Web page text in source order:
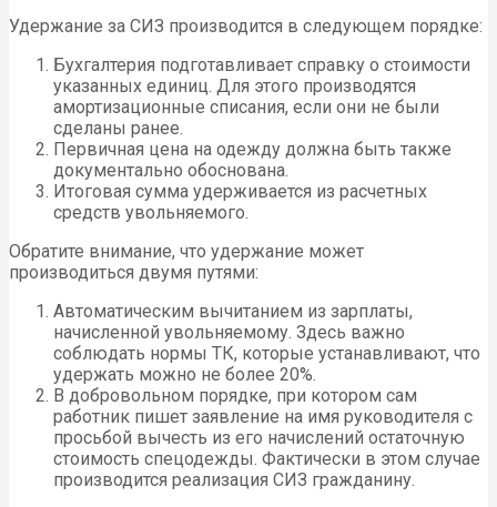
Удержание за СИЗ производится в следующем порядке:
Бухгалтерия подготавливает справку о стоимости
указанных единиц. Для этого производятся
амортизационные списания, если они не были
сделаны ранее.
Первичная цена на одежду должна быть также
документально обоснована.
Итоговая сумма удерживается из расчетных
средств увольняемого.
Обратите внимание, что удержание может
производиться двумя путями:
Автоматическим вычитанием из зарплаты,
начисленной увольняемому. Здесь важно
соблюдать нормы ТК, которые устанавливают, что
удержать можно не более 20%.
В добровольном порядке, при котором сам
работник пишет заявление на имя руководителя с
просьбой вычесть из его начислений остаточную
стоимость спецодежды. Фактически в этом случае
производится реализация СИЗ гражданину.